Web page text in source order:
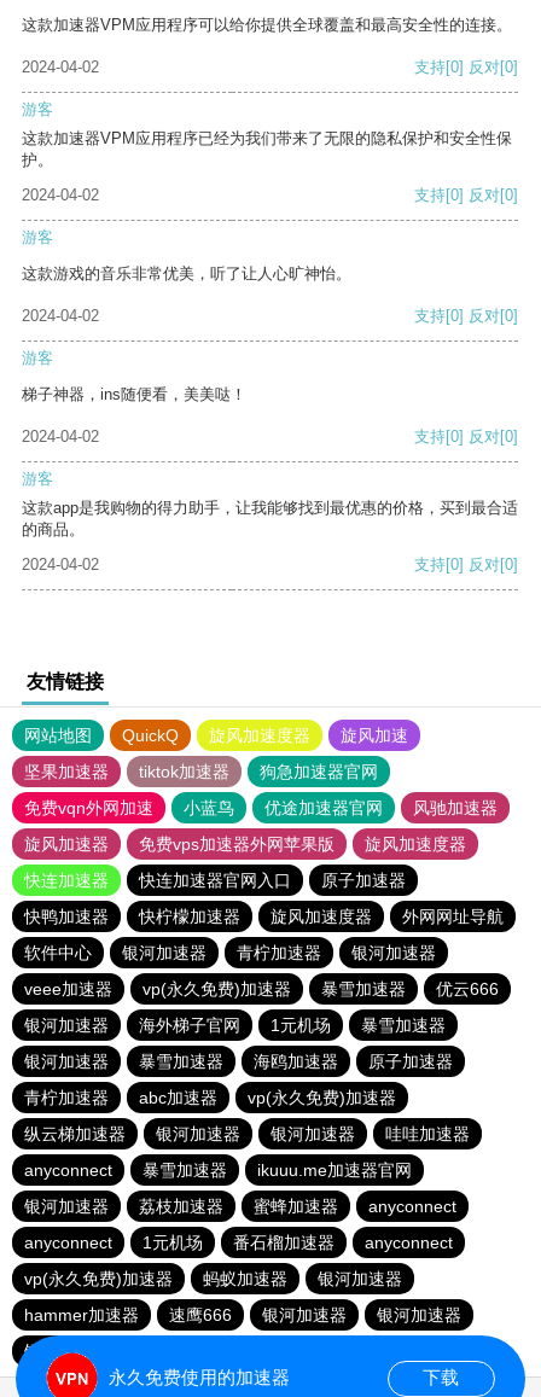
这款加速器VPM应用程序可以给你提供全球覆盖和最高安全性的连接。
2024-04-02 支持[0] 反对[0]
游客
这款加速器VPM应用程序已经为我们带来了无限的隐私保护和安全性保
护。
2024-04-02
支持[0] 反对[0]
游客
这款游戏的音乐非常优美，听了让人心旷神怡。
2024-04-02 支持[0] 反对[0]
游客
梯子神器，ins随便看，美美哒！
2024-04-02 支持[0] 反对[0]
游客
这款app是我购物的得力助手，让我能够找到最优惠的价格，买到最合适
的商品。
2024-04-02
支持[0] 反对[0]
友情链接
网站地图 QuickQ 旋风加速度器
旋风加速
坚果加速器
tiktok加速器
狗急加速器官网
免费vqn外网加速
小蓝鸟 优途加速器官网
风驰加速器
旋风加速器
免费vps加速器外网苹果版
旋风加速度器
快连加速器
快连加速器官网入口
原子加速器
快鸭加速器
快柠檬加速器 旋风加速度器
外网网址导航
软件中心
银河加速器 青柠加速器
银河加速器
veee加速器
vp(永久免费)加速器 暴雪加速器
优云666
银河加速器
海外梯子官网 1元机场
暴雪加速器
银河加速器
暴雪加速器 海鸥加速器
原子加速器
青柠加速器
abc加速器
vp(永久免费)加速器
纵云梯加速器
银河加速器 银河加速器
哇哇加速器
anyconnect
暴雪加速器
ikuuu.me加速器官网
银河加速器
荔枝加速器 蜜蜂加速器
anyconnect
anyconnect
1元机场 番石榴加速器
anyconnect
vp(永久免费)加速器
蚂蚁加速器
银河加速器
hammer加速器
速鹰666 银河加速器
银河加速器
银河加速器
永久免费使用的加速器 下载